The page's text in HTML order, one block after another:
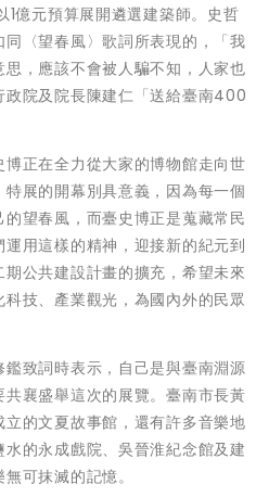
億元預算展開遴選建築師。史哲
〈望春風〉歌詞所表現的，「我
，應該不會被人騙不知，人家也
政院及院長陳建仁「送給臺南400
正在全力從大家的博物館走向世
展的開幕別具意義，因為每一個
望春風，而臺史博正是蒐藏常民
用這樣的精神，迎接新的紀元到
公共建設計畫的擴充，希望未來
技、產業觀光，為國內外的民眾
致詞時表示，自己是與臺南淵源
襄盛舉這次的展覽。臺南市長黃
的文夏故事館，還有許多音樂地
的永成戲院、吳晉淮紀念館及建
可抹滅的記憶。